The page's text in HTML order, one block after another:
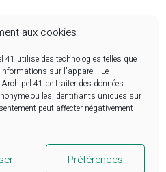
aux cookies
41 utilise des technologies telles que
sur l'appareil. Le
41 de traiter des données
ou les identifiants uniques sur
peut affecter négativement
Préférences
Stories
LinkedIn